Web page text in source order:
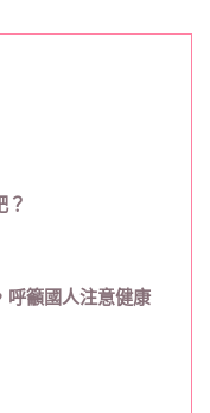
？
呼籲國人注意健康